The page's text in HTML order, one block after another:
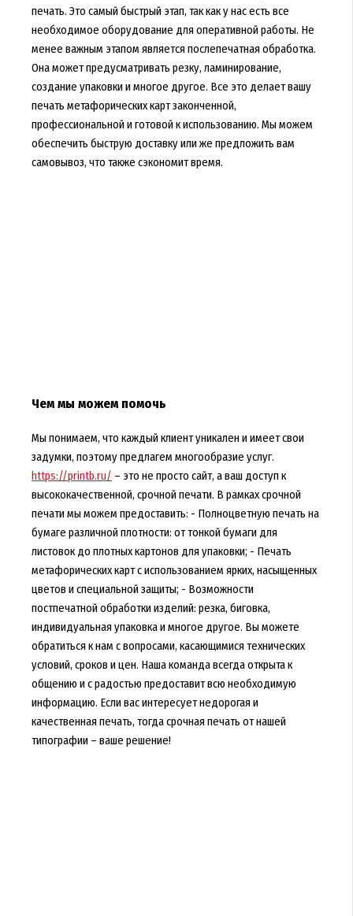
печать. Это самый быстрый этап, так как у нас есть все
необходимое оборудование для оперативной работы. Не
менее важным этапом является послепечатная обработка.
Она может предусматривать резку, ламинирование,
создание упаковки и многое другое. Все это делает вашу
печать метафорических карт законченной,
профессиональной и готовой к использованию. Мы можем
обеспечить быструю доставку или же предложить вам
самовывоз, что также сэкономит время.
Чем мы можем помочь
Мы понимаем, что каждый клиент уникален и имеет свои
задумки, поэтому предлагем многообразие услуг.
https://printb.ru/ – это не просто сайт, а ваш доступ к
высококачественной, срочной печати. В рамках срочной
печати мы можем предоставить: - Полноцветную печать на
бумаге различной плотности: от тонкой бумаги для
листовок до плотных картонов для упаковки; - Печать
метафорических карт с использованием ярких, насыщенных
цветов и специальной защиты; - Возможности
постпечатной обработки изделий: резка, биговка,
индивидуальная упаковка и многое другое. Вы можете
обратиться к нам с вопросами, касающимися технических
условий, сроков и цен. Наша команда всегда открыта к
общению и с радостью предоставит всю необходимую
информацию. Если вас интересует недорогая и
качественная печать, тогда срочная печать от нашей
типографии – ваше решение!